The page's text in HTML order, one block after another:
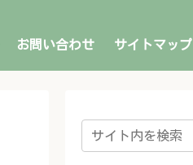
お問い合わせ サイトマップ